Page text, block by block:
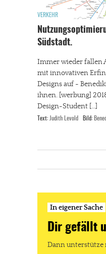
VERKEHR
Südstadt.
Immer wieder fallen
mit innovativen
Designs auf -
ihnen. [werbung]
Design-Student […]
Text: Judith Levold Bild:
In eigener Sache
Dir gefällt
Dann unterstütze